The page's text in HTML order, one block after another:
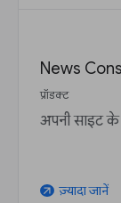
News
प्रॉडक्ट
अपनी साइट के
arrow_outward ज़्यादा जानें